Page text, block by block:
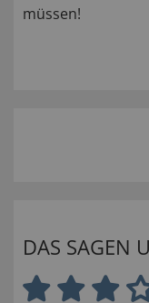
müssen!
DAS SAGEN